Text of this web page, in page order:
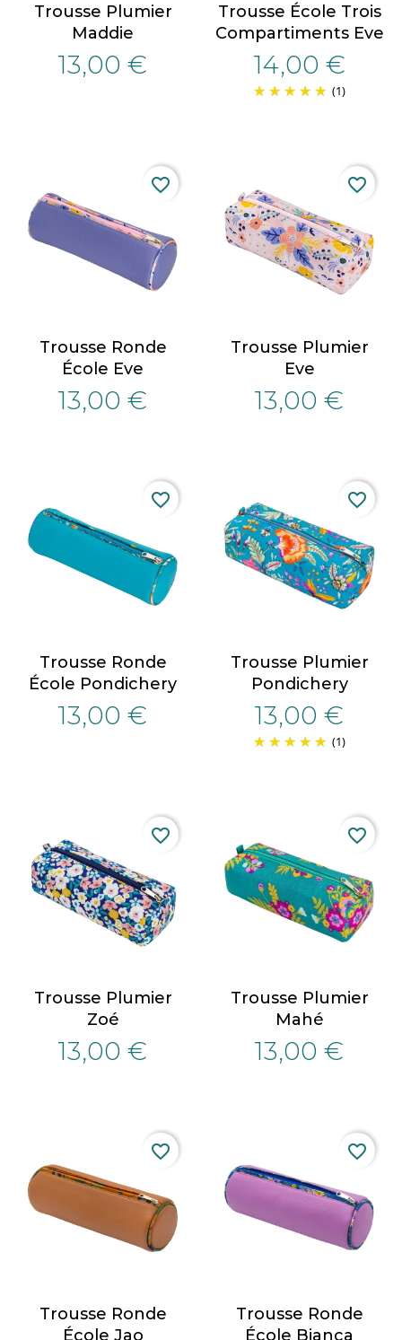
Trousse Plumier
Maddie
13,00 €
Trousse École Trois
Compartiments Eve
14,00 €
(1)
Trousse Ronde
École Eve
13,00 €
favorite_border
Trousse Plumier
Eve
13,00 €
favorite_border
Trousse Ronde
École Pondichery
13,00 €
favorite_border
Trousse Plumier
Pondichery
13,00 €
(1)
favorite_border
Trousse Plumier
Zoé
13,00 €
favorite_border
Trousse Plumier
Mahé
13,00 €
favorite_border
Trousse Ronde
École Jao
favorite_border
Trousse Ronde
École Bianca
favorite_border